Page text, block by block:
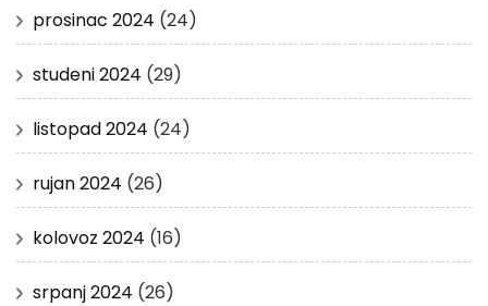
prosinac 2024 (24)
studeni 2024 (29)
listopad 2024 (24)
rujan 2024 (26)
kolovoz 2024 (16)
srpanj 2024 (26)